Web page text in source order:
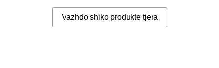
Vazhdo shiko produkte tjera